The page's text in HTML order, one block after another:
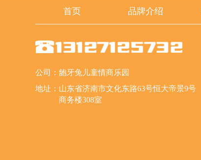
首页 品牌介绍
公司： 龅牙兔儿童情商乐园
地址： 山东省济南市文化东路63号恒大帝景9号
商务楼308室